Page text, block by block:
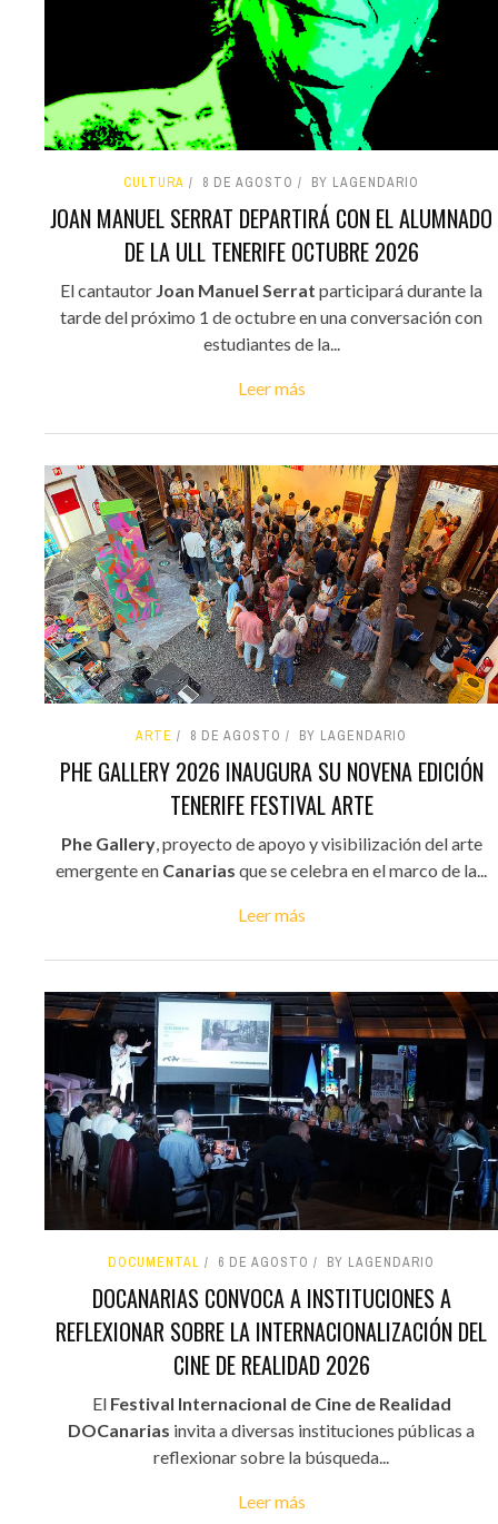
CULTURA 8 DE AGOSTO BY LAGENDARIO
JOAN MANUEL SERRAT DEPARTIRÁ CON EL ALUMNADO
DE LA ULL TENERIFE OCTUBRE 2026
El cantautor Joan Manuel Serrat participará durante la
tarde del próximo 1 de octubre en una conversación con
estudiantes de la...
Leer más
ARTE 8 DE AGOSTO BY LAGENDARIO
PHE GALLERY 2026 INAUGURA SU NOVENA EDICIÓN
TENERIFE FESTIVAL ARTE
Phe Gallery, proyecto de apoyo y visibilización del arte
emergente en Canarias que se celebra en el marco de la...
Leer más
DOCUMENTAL 6 DE AGOSTO BY LAGENDARIO
DOCANARIAS CONVOCA A INSTITUCIONES A
REFLEXIONAR SOBRE LA INTERNACIONALIZACIÓN DEL
CINE DE REALIDAD 2026
El Festival Internacional de Cine de Realidad
DOCanarias invita a diversas instituciones públicas a
reflexionar sobre la búsqueda...
Leer más